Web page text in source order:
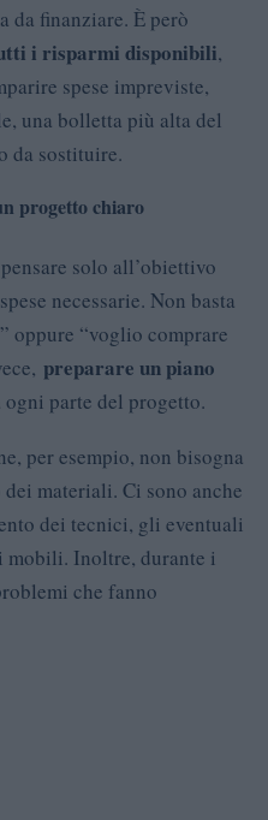
da finanziare. È però
i risparmi disponibili,
spese impreviste,
una bolletta più alta del
da sostituire.
progetto chiaro
solo all’obiettivo
necessarie. Non basta
oppure “voglio comprare
preparare un piano
parte del progetto.
per esempio, non bisogna
materiali. Ci sono anche
dei tecnici, gli eventuali
mobili. Inoltre, durante i
che fanno